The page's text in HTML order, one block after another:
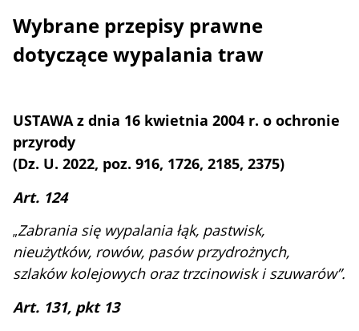
Wybrane przepisy prawne
dotyczące wypalania traw
USTAWA z dnia 16 kwietnia 2004 r. o ochronie
przyrody
(Dz. U. 2022, poz. 916, 1726, 2185, 2375)
Art. 124
„Zabrania się wypalania łąk, pastwisk,
nieużytków, rowów, pasów przydrożnych,
szlaków kolejowych oraz trzcinowisk i szuwarów”.
Art. 131, pkt 13